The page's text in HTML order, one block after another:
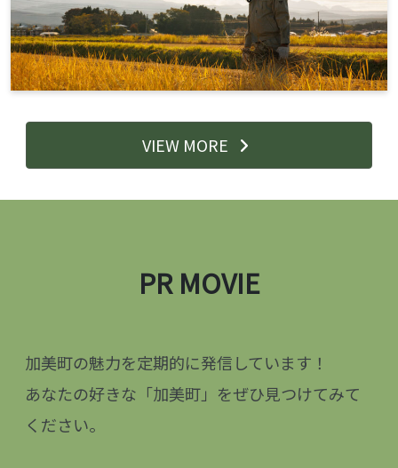
VIEW MORE
PR MOVIE
加美町の魅力を定期的に発信しています！
あなたの好きな「加美町」をぜひ見つけてみて
ください。